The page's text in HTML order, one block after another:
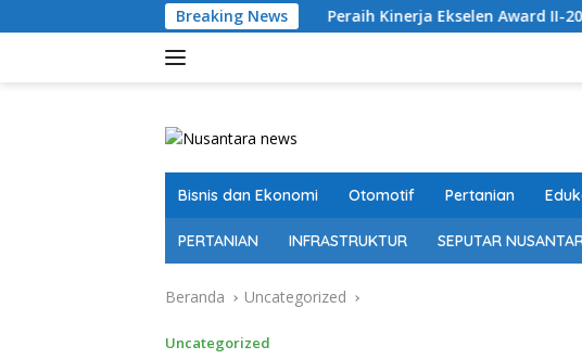
ke
Breaking News
Peraih Kinerja Ekselen Award II-2026 Junghi
Bisnis dan Ekonomi Otomotif Pertanian
PERTANIAN INFRASTRUKTUR SEPUTAR
Beranda Uncategorized
Uncategorized